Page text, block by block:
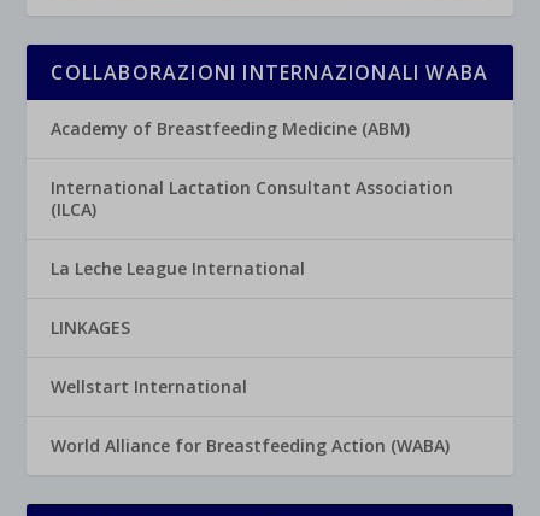
COLLABORAZIONI INTERNAZIONALI WABA
Academy of Breastfeeding Medicine (ABM)
International Lactation Consultant Association
(ILCA)
La Leche League International
LINKAGES
Wellstart International
World Alliance for Breastfeeding Action (WABA)